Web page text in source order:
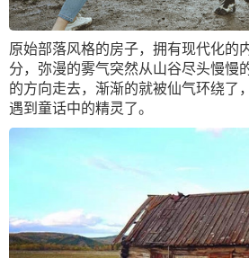
原始部落风格的房子，拥有现代化的
分，弥漫的雾气突然从山谷尽头慢慢
的方向走去，渐渐的就被仙气环绕了
遇到童话中的精灵了。